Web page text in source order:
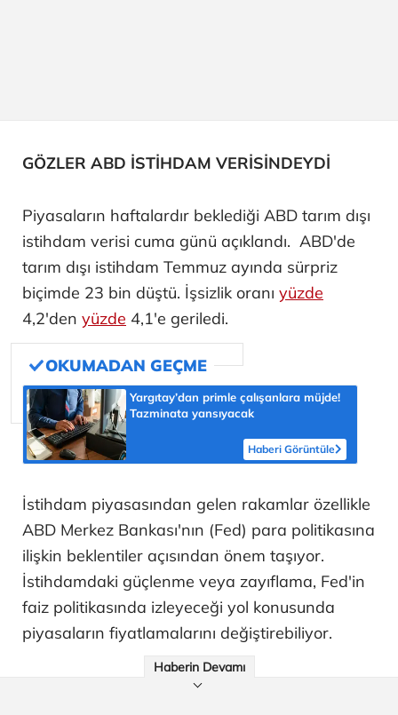
GÖZLER ABD İSTİHDAM VERİSİNDEYDİ
Piyasaların haftalardır beklediği ABD tarım dışı
istihdam verisi cuma günü açıklandı. ABD'de
tarım dışı istihdam Temmuz ayında sürpriz
biçimde 23 bin düştü. İşsizlik oranı yüzde
4,2'den yüzde 4,1'e geriledi.
Yargıtay’dan primle çalışanlara müjde!
Tazminata yansıyacak
Haberi Görüntüle
İstihdam piyasasından gelen rakamlar özellikle
ABD Merkez Bankası'nın (Fed) para politikasına
ilişkin beklentiler açısından önem taşıyor.
İstihdamdaki güçlenme veya zayıflama, Fed'in
faiz politikasında izleyeceği yol konusunda
piyasaların fiyatlamalarını değiştirebiliyor.
Haberin Devamı